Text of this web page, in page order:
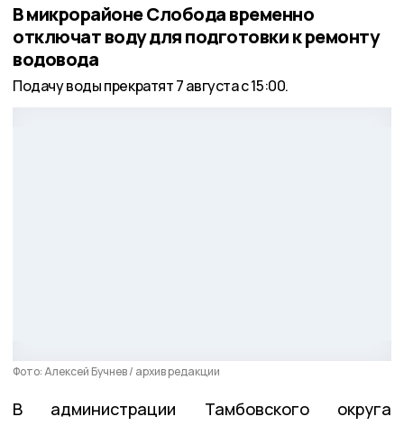
В микрорайоне Слобода временно
отключат воду для подготовки к ремонту
водовода
Подачу воды прекратят 7 августа с 15:00.
Фото: Алексей Бучнев / архив редакции
В администрации Тамбовского округа